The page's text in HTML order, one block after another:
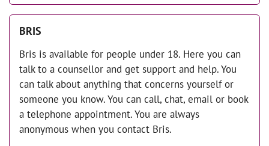
BRIS
Bris is available for people under 18. Here you can
talk to a counsellor and get support and help. You
can talk about anything that concerns yourself or
someone you know. You can call, chat, email or book
a telephone appointment. You are always
anonymous when you contact Bris.